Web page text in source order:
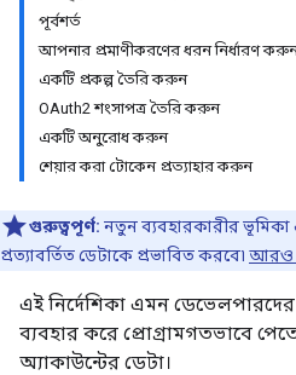
পূর্বশর্ত
আপনার প্রমাণীকরণের ধরন নির্ধারণ
একটি প্রকল্প তৈরি করুন
OAuth2 শংসাপত্র তৈরি করুন
একটি অনুরোধ করুন
শেয়ার করা টোকেন প্রত্যাহার করুন
গুরুত্বপূর্ণ: নতুন ব্যবহারকারীর ভূমিকা
প্রত্যাবর্তিত ডেটাকে প্রভাবিত করবে৷ আরও
এই নির্দেশিকা এমন
ব্যবহার করে প্রোগ্রামগতভাবে
অ্যাকাউন্টের ডেটা।